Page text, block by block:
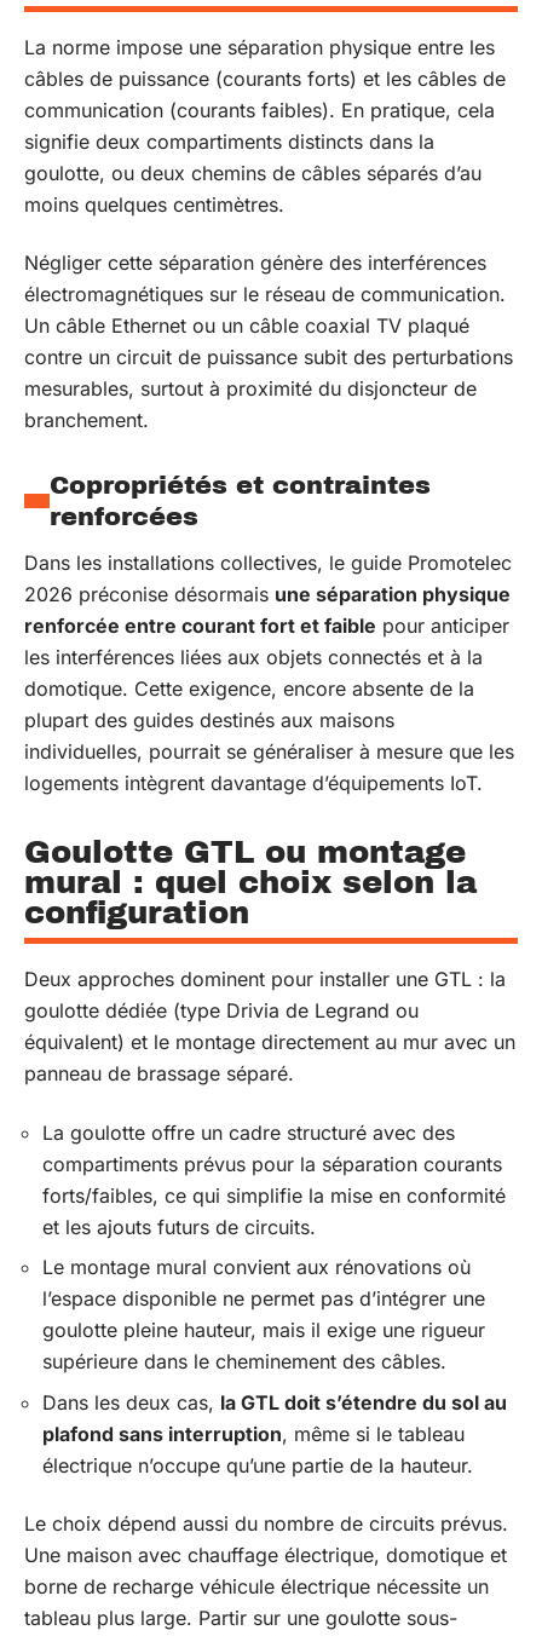
La norme impose une séparation physique entre les
câbles de puissance (courants forts) et les câbles de
communication (courants faibles). En pratique, cela
signifie deux compartiments distincts dans la
goulotte, ou deux chemins de câbles séparés d’au
moins quelques centimètres.
Négliger cette séparation génère des interférences
électromagnétiques sur le réseau de communication.
Un câble Ethernet ou un câble coaxial TV plaqué
contre un circuit de puissance subit des perturbations
mesurables, surtout à proximité du disjoncteur de
branchement.
Copropriétés et contraintes
renforcées
Dans les installations collectives, le guide Promotelec
2026 préconise désormais une séparation physique
renforcée entre courant fort et faible pour anticiper
les interférences liées aux objets connectés et à la
domotique. Cette exigence, encore absente de la
plupart des guides destinés aux maisons
individuelles, pourrait se généraliser à mesure que les
logements intègrent davantage d’équipements IoT.
Goulotte GTL ou montage
mural : quel choix selon la
configuration
Deux approches dominent pour installer une GTL : la
goulotte dédiée (type Drivia de Legrand ou
équivalent) et le montage directement au mur avec un
panneau de brassage séparé.
La goulotte offre un cadre structuré avec des
compartiments prévus pour la séparation courants
forts/faibles, ce qui simplifie la mise en conformité
et les ajouts futurs de circuits.
Le montage mural convient aux rénovations où
l’espace disponible ne permet pas d’intégrer une
goulotte pleine hauteur, mais il exige une rigueur
supérieure dans le cheminement des câbles.
Dans les deux cas, la GTL doit s’étendre du sol au
plafond sans interruption, même si le tableau
électrique n’occupe qu’une partie de la hauteur.
Le choix dépend aussi du nombre de circuits prévus.
Une maison avec chauffage électrique, domotique et
borne de recharge véhicule électrique nécessite un
tableau plus large. Partir sur une goulotte sous-